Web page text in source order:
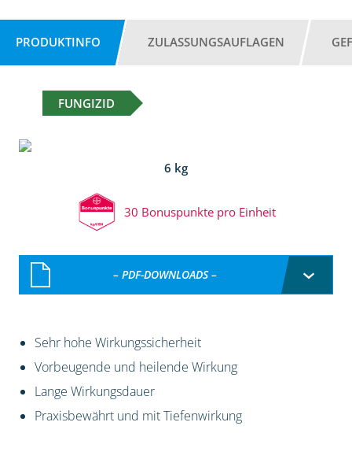
PRODUKTINFO ZULASSUNGSAUFLAGEN
FUNGIZID
6 kg
30 Bonuspunkte pro Einheit
– PDF-DOWNLOADS –
Sehr hohe Wirkungssicherheit
Vorbeugende und heilende Wirkung
Lange Wirkungsdauer
Praxisbewährt und mit Tiefenwirkung